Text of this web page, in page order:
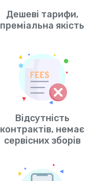
Дешеві тарифи,
преміальна якість
Відсутність
контрактів, немає
сервісних зборів